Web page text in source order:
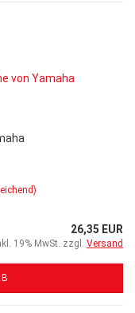
26,35 EUR
19% MwSt. zzgl. Versand